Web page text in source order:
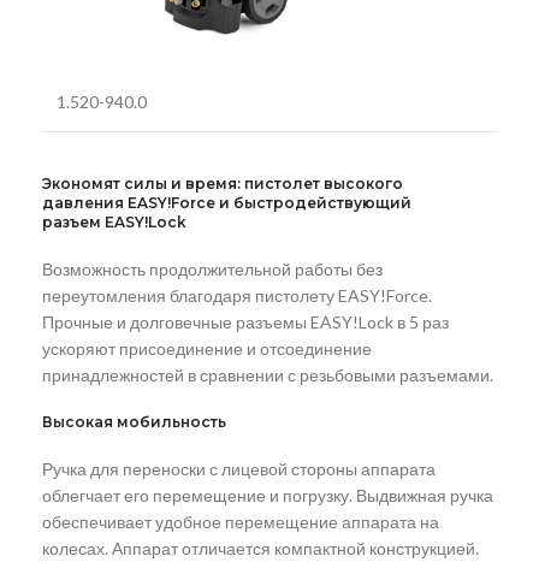
1.520-940.0
Экономят силы и время: пистолет высокого
давления EASY!Force и быстродействующий
разъем EASY!Lock
Возможность продолжительной работы без
переутомления благодаря пистолетуEASY!Force.
Прочные и долговечные разъемы EASY!Lock в 5 раз
ускоряют присоединение и отсоединение
принадлежностей в сравнении с резьбовыми разъемами.
Высокая мобильность
Ручка для переноски с лицевой стороны аппарата
облегчает его перемещение и погрузку. Выдвижная ручка
обеспечивает удобное перемещение аппарата на
колесах. Аппарат отличается компактной конструкцией.